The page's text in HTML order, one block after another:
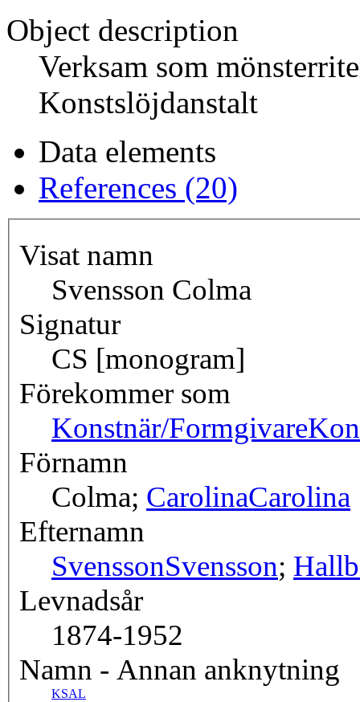
Object description
Verksam som
Konstslöjdanstalt
Data elements
References (20)
Visat namn
Svensson Colma
Signatur
CS [monogram]
Förekommer som
Konstnär/Formgivare
Förnamn
Colma; CarolinaCarolina
Efternamn
SvenssonSvensson;
Levnadsår
1874-1952
Namn - Annan anknytning
KSAL